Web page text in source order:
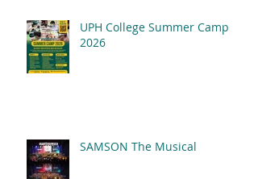
UPH College Summer Camp
2026
SAMSON The Musical